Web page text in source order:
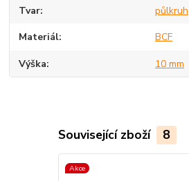
Tvar půlkruh
Materiál BCF
Výška 10 mm
Související zboží 8
Akce